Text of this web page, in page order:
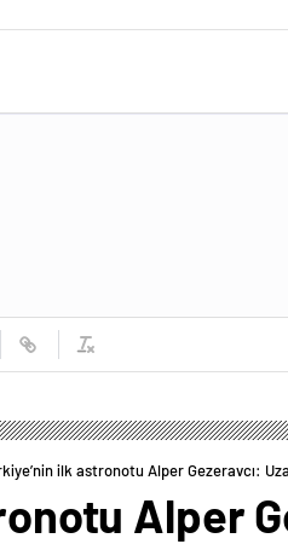
ilk astronotu Alper Gezeravcı:
Alper